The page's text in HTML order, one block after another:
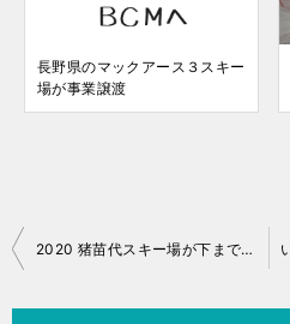
長野県のマックアース３スキー
場が事業譲渡
投
2020 猪苗代スキー場が下まで繋がります！